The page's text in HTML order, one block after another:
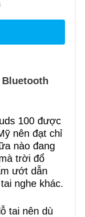
100 được
nên đạt chỉ
nào đang
trời đổ
ướt dẫn
nghe khác.
tai nên dù